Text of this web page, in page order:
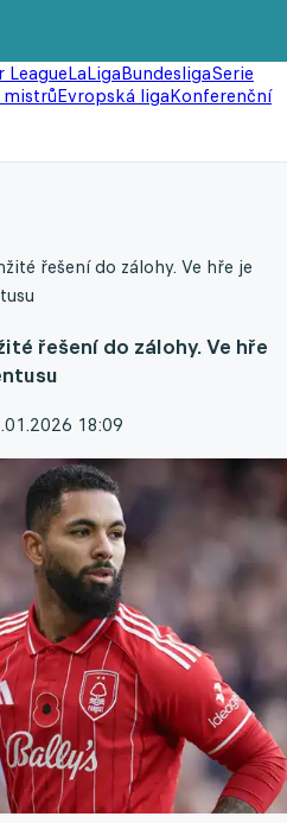
LeagueLaLigaBundesligaSerie
mistrůEvropská ligaKonferenční
řešení do zálohy. Ve hře je
řešení do zálohy. Ve hře
18:09